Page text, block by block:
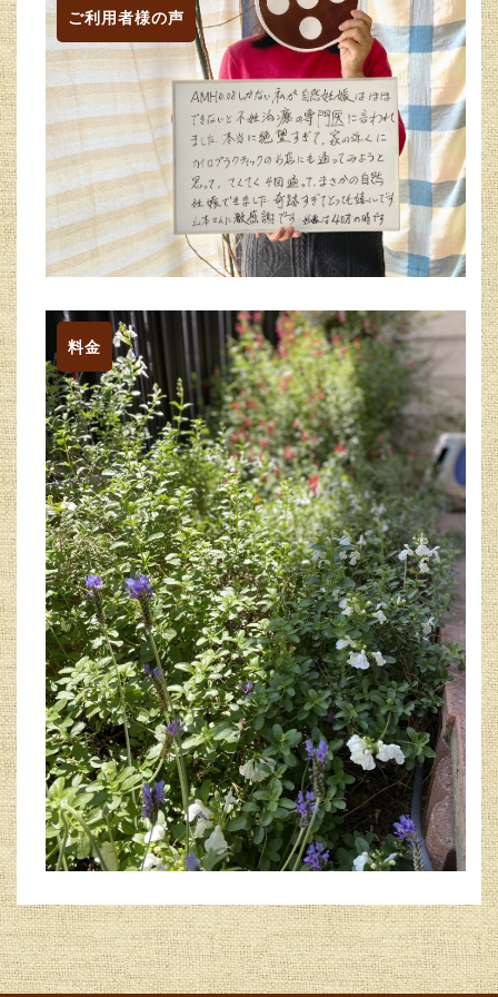
ご利用者様の声
料金